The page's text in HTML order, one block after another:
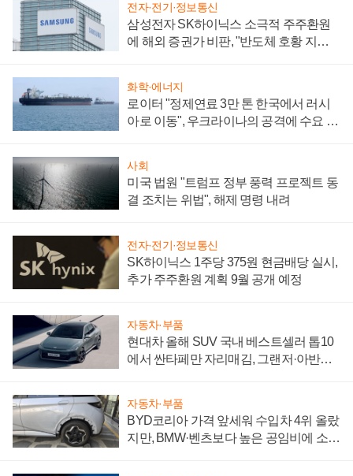
전자·전기·정보통신
삼성전자 SK하이닉스 소극적 주주환원
에 해외 증권가 비판, "반도체 호황 지속
화학·에너지
로이터 "정제연료 3만 톤 한국에서 러시
아로 이동", 우크라이나의 공격에 수요 늘
사회
미국 법원 "트럼프 정부 풍력 프로젝트 동
결 조치는 위법", 해제 명령 내려
전자·전기·정보통신
SK하이닉스 1주당 375원 현금배당 실시,
추가 주주환원 계획 9월 공개 예정
자동차·부품
현대차 올해 SUV 국내 베스트셀러 톱10
에서 싼타페만 자리매김, 그랜저·아반떼
자동차·부품
BYD코리아 가격 앞세워 수입차 4위 올랐
지만, BMW·벤츠보다 높은 공임비에 소비